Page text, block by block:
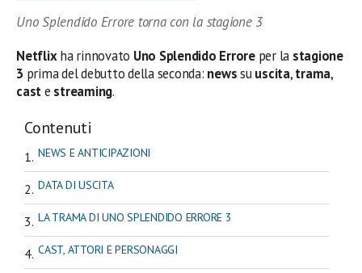
Uno Splendido Errore torna con la stagione 3
Netflixha rinnovato Uno Splendido Erroreper la stagione
3 prima del debutto della seconda: newssuuscita,trama,
caste streaming.
Contenuti
NEWS E ANTICIPAZIONI
DATA DI USCITA
LA TRAMA DI UNO SPLENDIDO ERRORE 3
CAST, ATTORI E PERSONAGGI